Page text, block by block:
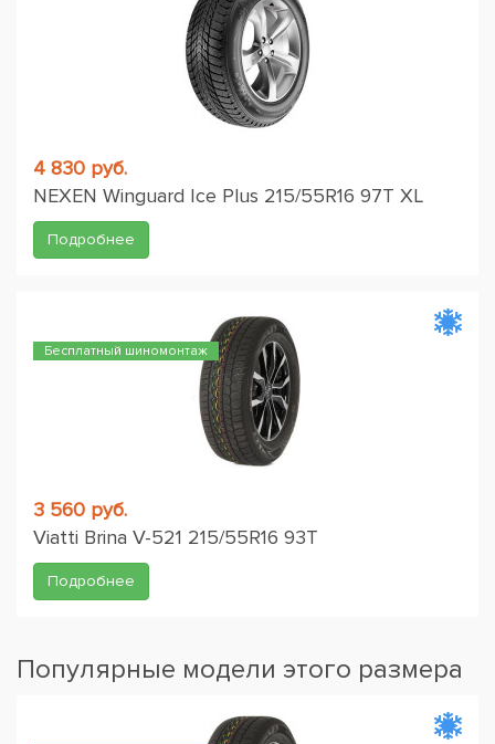
4 830 руб.
NEXEN Winguard Ice Plus 215/55R16 97T XL
Подробнее
Бесплатный шиномонтаж
3 560 руб.
Viatti Brina V-521 215/55R16 93T
Подробнее
Популярные модели этого размера